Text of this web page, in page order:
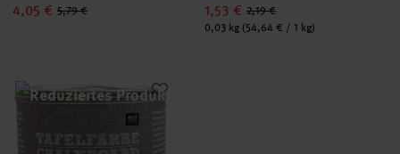
4,05 € 5,79 € 1,53 € 2,19 €
Inhalt:
0,03 kg (54,64 € / 1 kg)
Tafelfarbe 250ml